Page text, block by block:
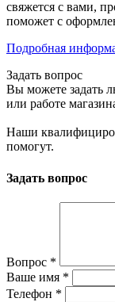
свяжется с вами,
поможет с
Подробная
Задать вопрос
Вы можете задать
или работе
Наши
помогут.
Задать вопрос
Вопрос *
Ваше имя *
Телефон *